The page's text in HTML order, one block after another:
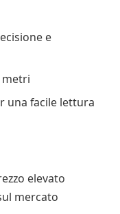
e
metri
una facile lettura
elevato
mercato